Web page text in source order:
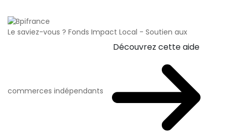
Le saviez-vous ? Fonds Impact Local - Soutien aux
commerces indépendants
Découvrez cette aide